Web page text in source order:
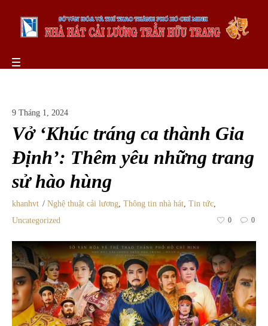
9 Tháng 1, 2024
Vở ‘Khúc tráng ca thành Gia
Định’: Thêm yêu những trang
sử hào hùng
khanhvt Nghệ thuật cải lương, Thông tin nhà hát, Tin tức,
Uncategorized
0 0